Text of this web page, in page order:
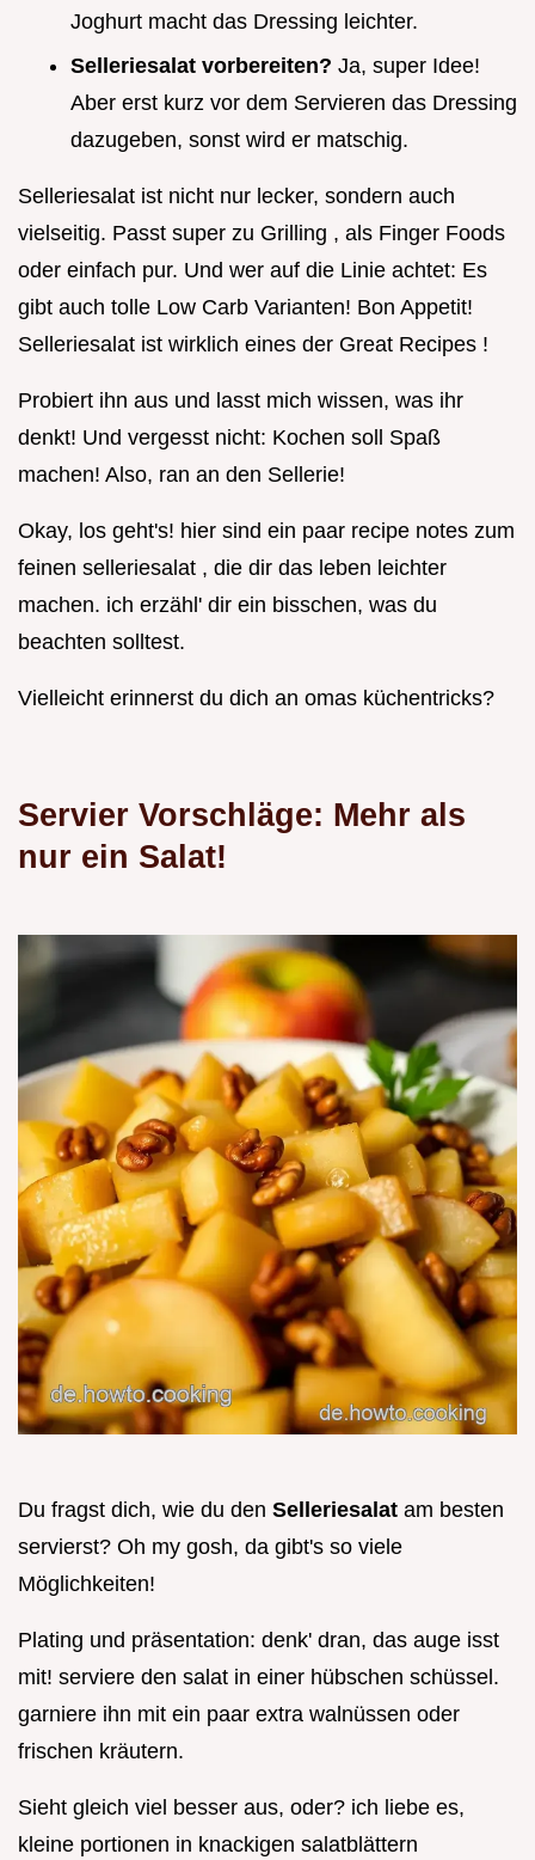
Joghurt macht das Dressing leichter.
Selleriesalat vorbereiten? Ja, super Idee!
Aber erst kurz vor dem Servieren das Dressing
dazugeben, sonst wird er matschig.
Selleriesalat ist nicht nur lecker, sondern auch
vielseitig. Passt super zu Grilling , als Finger Foods
oder einfach pur. Und wer auf die Linie achtet: Es
gibt auch tolle Low Carb Varianten! Bon Appetit!
Selleriesalat ist wirklich eines der Great Recipes !
Probiert ihn aus und lasst mich wissen, was ihr
denkt! Und vergesst nicht: Kochen soll Spaß
machen! Also, ran an den Sellerie!
Okay, los geht's! hier sind ein paar recipe notes zum
feinen selleriesalat , die dir das leben leichter
machen. ich erzähl' dir ein bisschen, was du
beachten solltest.
Vielleicht erinnerst du dich an omas küchentricks?
Servier Vorschläge: Mehr als
nur ein Salat!
Du fragst dich, wie du den Selleriesalat am besten
servierst? Oh my gosh, da gibt's so viele
Möglichkeiten!
Plating und präsentation: denk' dran, das auge isst
mit! serviere den salat in einer hübschen schüssel.
garniere ihn mit ein paar extra walnüssen oder
frischen kräutern.
Sieht gleich viel besser aus, oder? ich liebe es,
kleine portionen in knackigen salatblättern